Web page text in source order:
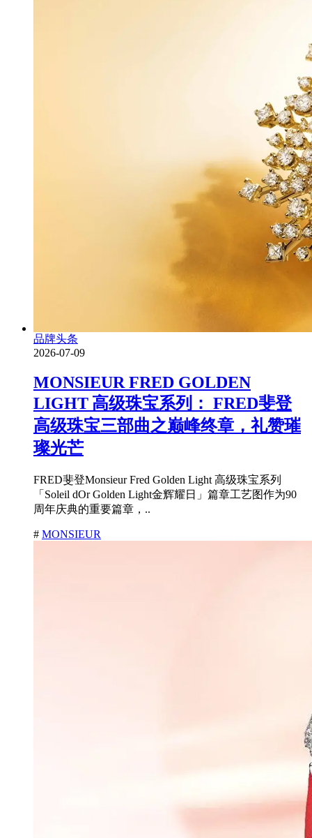
品牌头条
2026-07-09
MONSIEUR FRED GOLDEN
LIGHT 高级珠宝系列： FRED斐登
高级珠宝三部曲之巅峰终章，礼赞璀
璨光芒
FRED斐登Monsieur Fred Golden Light 高级珠宝系列
「Soleil dOr Golden Light金辉耀日」篇章工艺图作为90
周年庆典的重要篇章，..
# MONSIEUR